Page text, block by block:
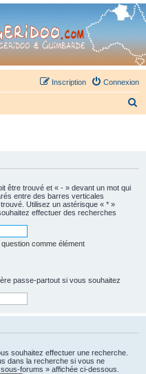
retrouvez la communauté.
Connexion
Inscription
e
être trouvé et « - » devant un mot qui
entre des barres verticales
Utilisez un astérisque « * »
effectuer des recherches
comme élément
passe-partout si vous souhaitez
souhaitez effectuer une recherche.
dans la recherche si vous ne
forums » affichée ci-dessous.